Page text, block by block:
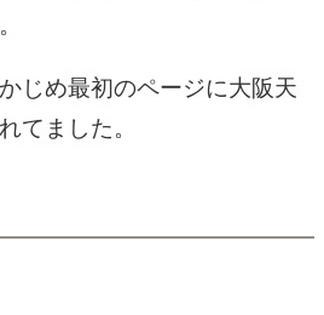
じめ最初のページに大阪天
てました。